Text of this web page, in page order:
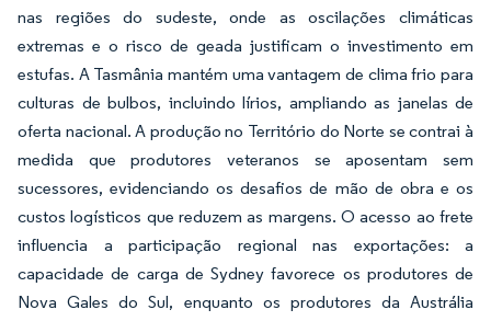
nas regiões do sudeste, onde as oscilações climáticas
extremas e o risco de geada justificam o investimento em
estufas. A Tasmânia mantém uma vantagem de clima frio para
culturas de bulbos, incluindo lírios, ampliando as janelas de
oferta nacional. A produção no Território do Norte se contrai à
medida que produtores veteranos se aposentam sem
sucessores, evidenciando os desafios de mão de obra e os
custos logísticos que reduzem as margens. O acesso ao frete
influencia a participação regional nas exportações: a
capacidade de carga de Sydney favorece os produtores de
Nova Gales do Sul, enquanto os produtores da Austrália